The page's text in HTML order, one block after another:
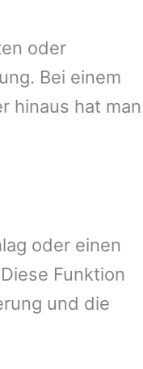
oder
Bei einem
hinaus hat man
oder einen
Funktion
und die